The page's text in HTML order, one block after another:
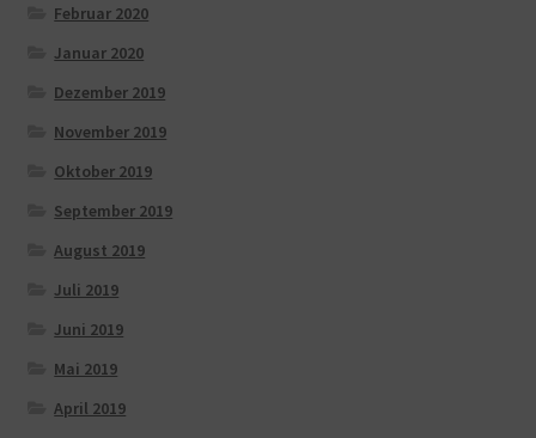
Februar 2020
Januar 2020
Dezember 2019
November 2019
Oktober 2019
September 2019
August 2019
Juli 2019
Juni 2019
Mai 2019
April 2019